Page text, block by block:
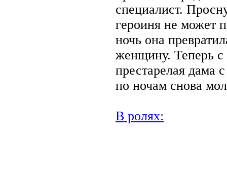
специалист.
героиня не может
ночь она
женщину. Теперь с
престарелая дама
по ночам снова
В ролях: